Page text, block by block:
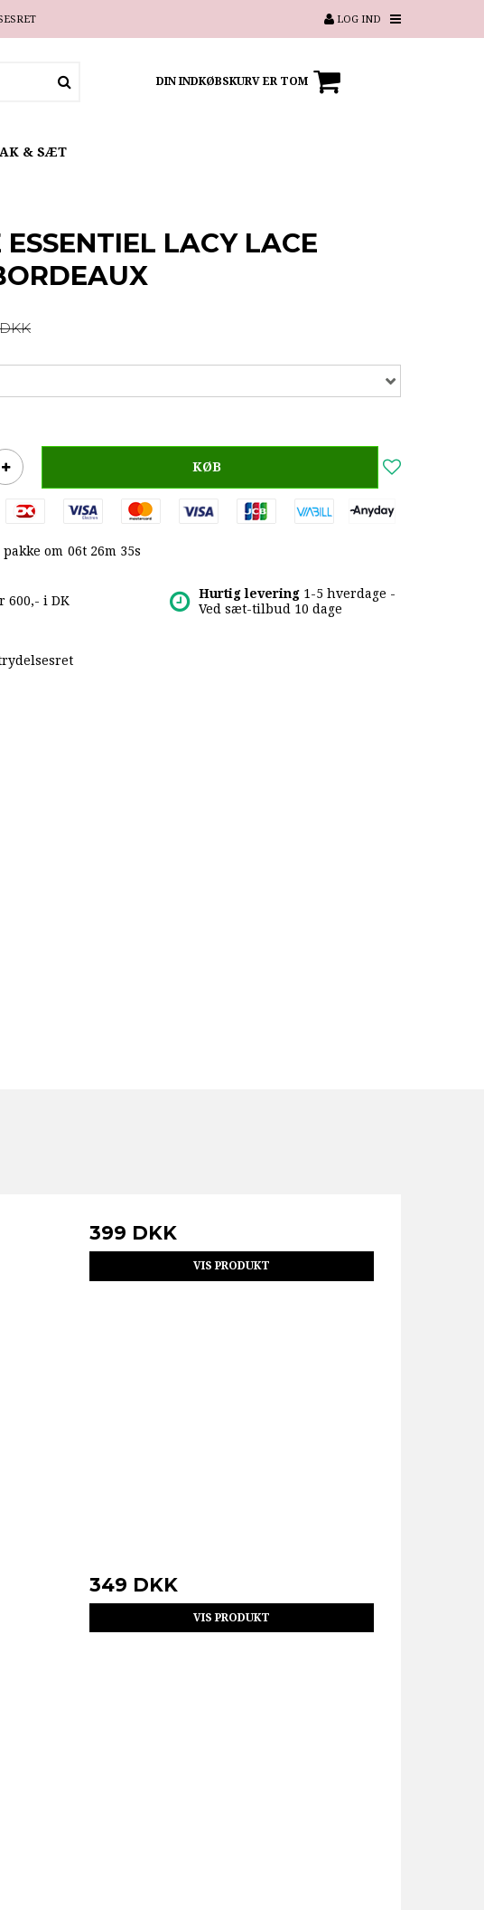
LOG IND
DIN INDKØBSKURV ER TOM
& SÆT
ESSENTIEL LACY LACE
KØB
om 06t 26m 34s
600,- i DK
Hurtig levering1-5 hverdage -
Ved sæt-tilbud 10 dage
399 DKK
VIS PRODUKT
349 DKK
VIS PRODUKT